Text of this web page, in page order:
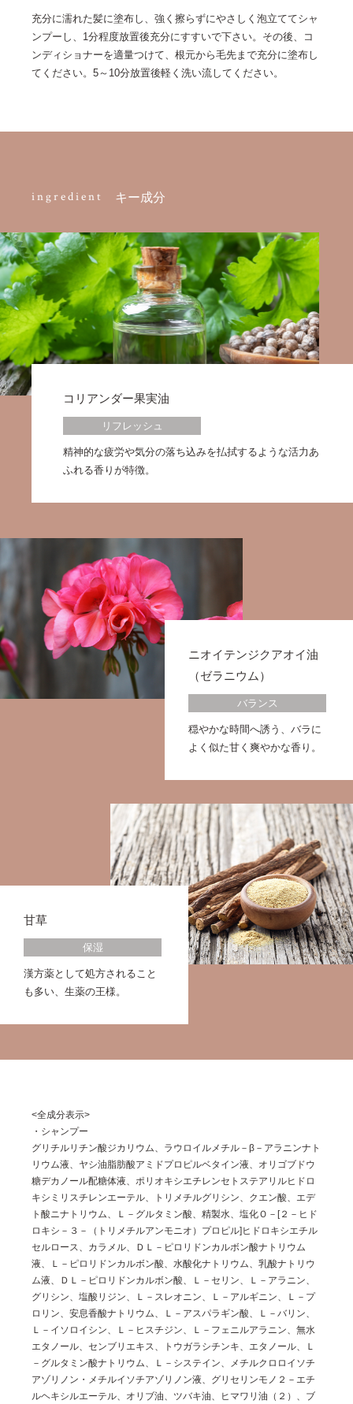
充分に濡れた髪に塗布し、強く擦らずにやさしく泡立ててシャ
ンプーし、1分程度放置後充分にすすいで下さい。その後、コ
ンディショナーを適量つけて、根元から毛先まで充分に塗布し
てください。5～10分放置後軽く洗い流してください。
ingredient キー成分
コリアンダー果実油
リフレッシュ
精神的な疲労や気分の落ち込みを払拭するような活力あ
ふれる香りが特徴。
ニオイテンジクアオイ油
（ゼラニウム）
バランス
穏やかな時間へ誘う、バラに
よく似た甘く爽やかな香り。
甘草
保湿
漢方薬として処方されること
も多い、生薬の王様。
<全成分表示>
・シャンプー
グリチルリチン酸ジカリウム、ラウロイルメチル－β－アラニンナト
リウム液、ヤシ油脂肪酸アミドプロピルベタイン液、オリゴブドウ
糖デカノール配糖体液、ポリオキシエチレンセトステアリルヒドロ
キシミリスチレンエーテル、トリメチルグリシン、クエン酸、エデ
ト酸ニナトリウム、Ｌ－グルタミン酸、精製水、塩化Ｏ－[２－ヒド
ロキシ－３－（トリメチルアンモニオ）プロピル]ヒドロキシエチル
セルロース、カラメル、ＤＬ－ピロリドンカルボン酸ナトリウム
液、Ｌ－ピロリドンカルボン酸、水酸化ナトリウム、乳酸ナトリウ
ム液、ＤＬ－ピロリドンカルボン酸、Ｌ－セリン、Ｌ－アラニン、
グリシン、塩酸リジン、Ｌ－スレオニン、Ｌ－アルギニン、Ｌ－プ
ロリン、安息香酸ナトリウム、Ｌ－アスパラギン酸、Ｌ－バリン、
Ｌ－イソロイシン、Ｌ－ヒスチジン、Ｌ－フェニルアラニン、無水
エタノール、センブリエキス、トウガラシチンキ、エタノール、Ｌ
－グルタミン酸ナトリウム、Ｌ－システイン、メチルクロロイソチ
アゾリノン・メチルイソチアゾリノン液、グリセリンモノ２－エチ
ルヘキシルエーテル、オリブ油、ツバキ油、ヒマワリ油（２）、ブ